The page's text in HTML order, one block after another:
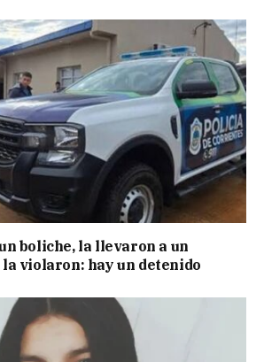
boliche, la llevaron a un
violaron: hay un detenido